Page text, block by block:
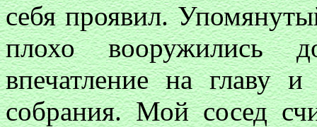
себя проявил.
плохо вооружились
впечатление на главу
собрания. Мой сосед